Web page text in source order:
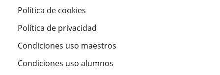
Política de cookies
Política de privacidad
Condiciones uso maestros
Condiciones uso alumnos